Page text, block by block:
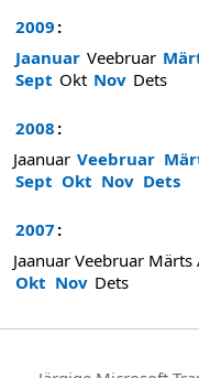
2009 :
Jaanuar Veebruar
Sept Okt Nov Dets
2008 :
Jaanuar Veebruar
Sept Okt Nov Dets
2007 :
Jaanuar Veebruar Märts
Okt Nov Dets